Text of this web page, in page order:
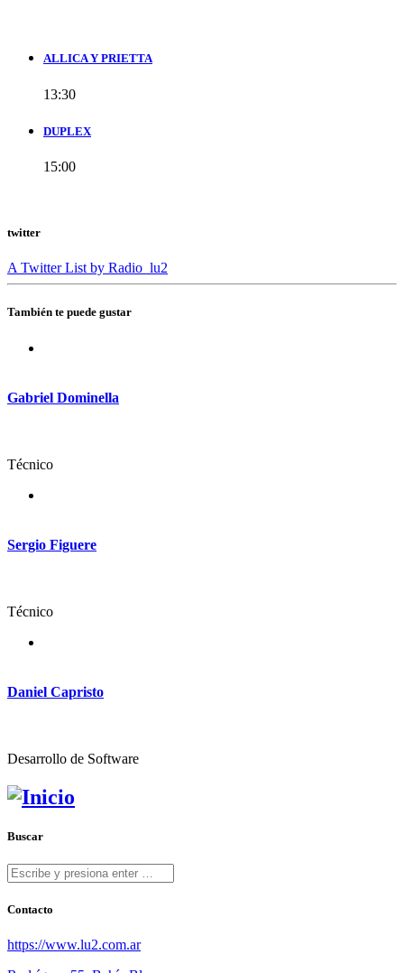
ALLICA Y PRIETTA
13:30
DUPLEX
15:00
twitter
A Twitter List by Radio_lu2
También te puede gustar
Gabriel Dominella
Técnico
Sergio Figuere
Técnico
Daniel Capristo
Desarrollo de Software
Buscar
Contacto
https://www.lu2.com.ar